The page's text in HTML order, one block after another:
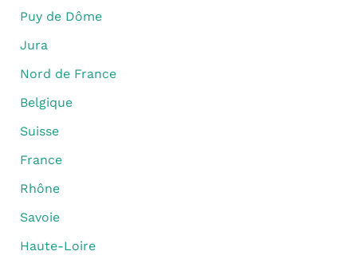
Puy de Dôme
Jura
Nord de France
Belgique
Suisse
France
Rhône
Savoie
Haute-Loire